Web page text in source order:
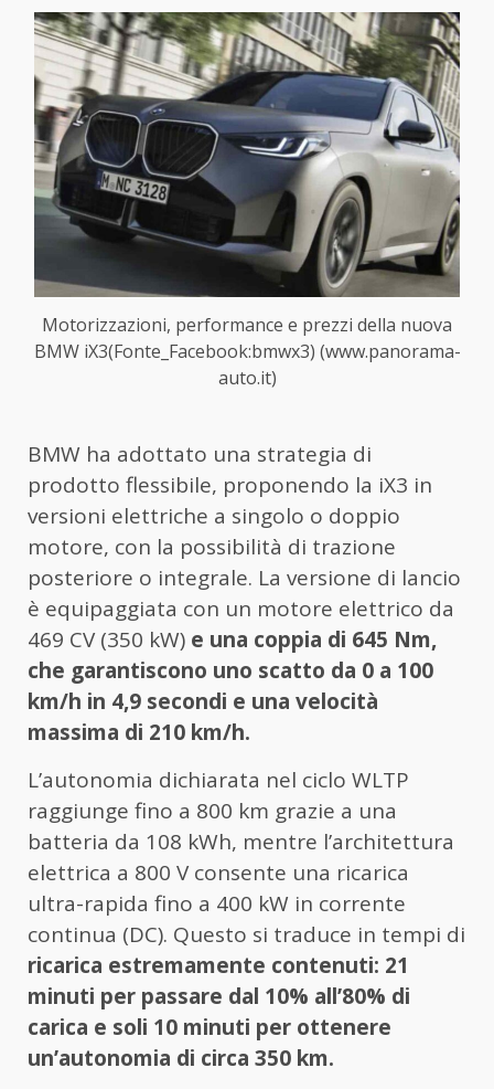
Motorizzazioni, performance e prezzi della nuova
BMW iX3(Fonte_Facebook:bmwx3) (www.panorama-
auto.it)
BMW ha adottato una strategia di
prodotto flessibile, proponendo la iX3 in
versioni elettriche a singolo o doppio
motore, con la possibilità di trazione
posteriore o integrale. La versione di lancio
è equipaggiata con un motore elettrico da
469 CV (350 kW) e una coppia di 645 Nm,
che garantiscono uno scatto da 0 a 100
km/h in 4,9 secondi e una velocità
massima di 210 km/h.
L’autonomia dichiarata nel ciclo WLTP
raggiunge fino a 800 km grazie a una
batteria da 108 kWh, mentre l’architettura
elettrica a 800 V consente una ricarica
ultra-rapida fino a 400 kW in corrente
continua (DC). Questo si traduce in tempi di
ricarica estremamente contenuti: 21
minuti per passare dal 10% all’80% di
carica e soli 10 minuti per ottenere
un’autonomia di circa 350 km.